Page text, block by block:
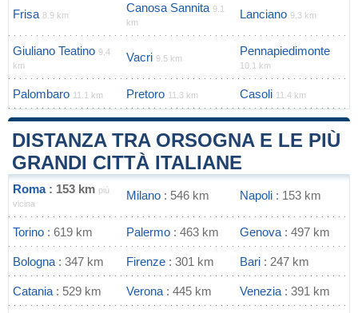
Frisa 8.9 km
Canosa Sannita 9.1
km
Lanciano 9.3 km
Giuliano Teatino 9.4
km
Vacri 9.5 km
Pennapiedimonte
10.1 km
Palombaro 11.1 km Pretoro 11.3 km Casoli 11.4 km
DISTANZA TRA ORSOGNA E LE PIÙ
GRANDI CITTÀ ITALIANE
Roma: 153 km più
vicina
Milano : 546 km Napoli : 153 km
Torino : 619 km Palermo : 463 km Genova : 497 km
Bologna : 347 km Firenze : 301 km Bari : 247 km
Catania : 529 km Verona : 445 km Venezia : 391 km